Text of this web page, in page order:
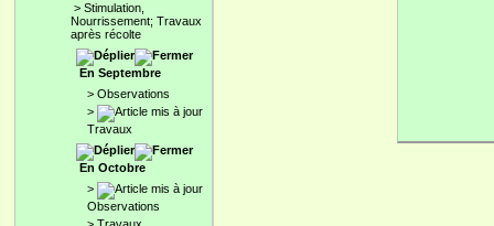
> Stimulation,
Nourrissement; Travaux
après récolte
En Septembre
> Observations
>
Travaux
En Octobre
>
Observations